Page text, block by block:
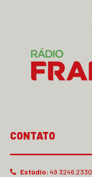
CONTATO
Estúdio: 49 3246.2330